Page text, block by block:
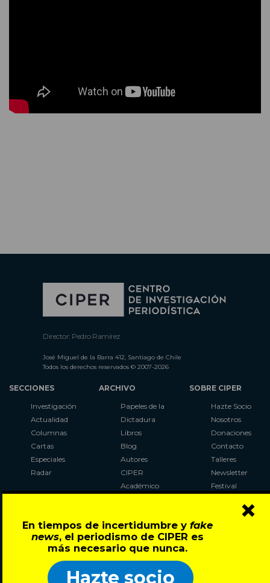
En tiempos de incertidumbre y fake
news, el periodismo de CIPER es
más necesario que nunca.
Hazte socio
×
Director: Pedro Ramírez
José Miguel de la Barra 412, Santiago de Chile
Todos los derechos reservados © 2007-2026
SECCIONES
Investigación
Actualidad
Columnas
Cartas
Especiales
Radar
ARCHIVO
Papeles de la
Dictadura
Libros
Blog
Autores
CIPER
Académico
Al Plebiscito
con CIPER
SOBRE CIPER
Hazte Socio
Nosotros
Donaciones
Contacto
Talleres
Newsletter
Festival